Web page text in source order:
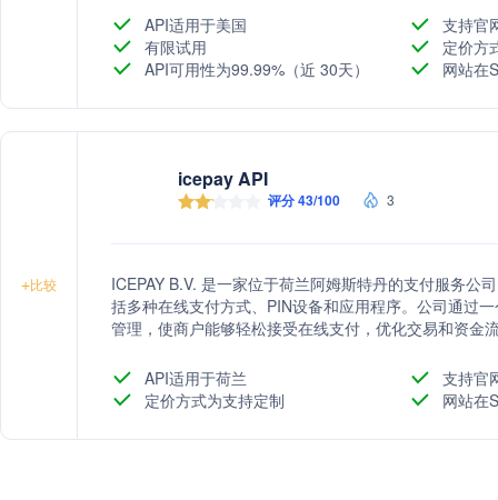
API适用于美国
支持官
有限试用
定价方
API可用性为99.99%（近 30天）
网站在
+比较
icepay API
评分 43/100 3
ICEPAY B.V. 是一家位于荷兰阿姆斯特丹的支付服务公
括多种在线支付方式、PIN设备和应用程序。公司通过
管理，使商户能够轻松接受在线支付，优化交易和资金
API适用于荷兰
支持官
定价方式为支持定制
网站在